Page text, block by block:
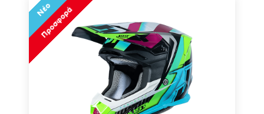
Νέο
Προσφορά